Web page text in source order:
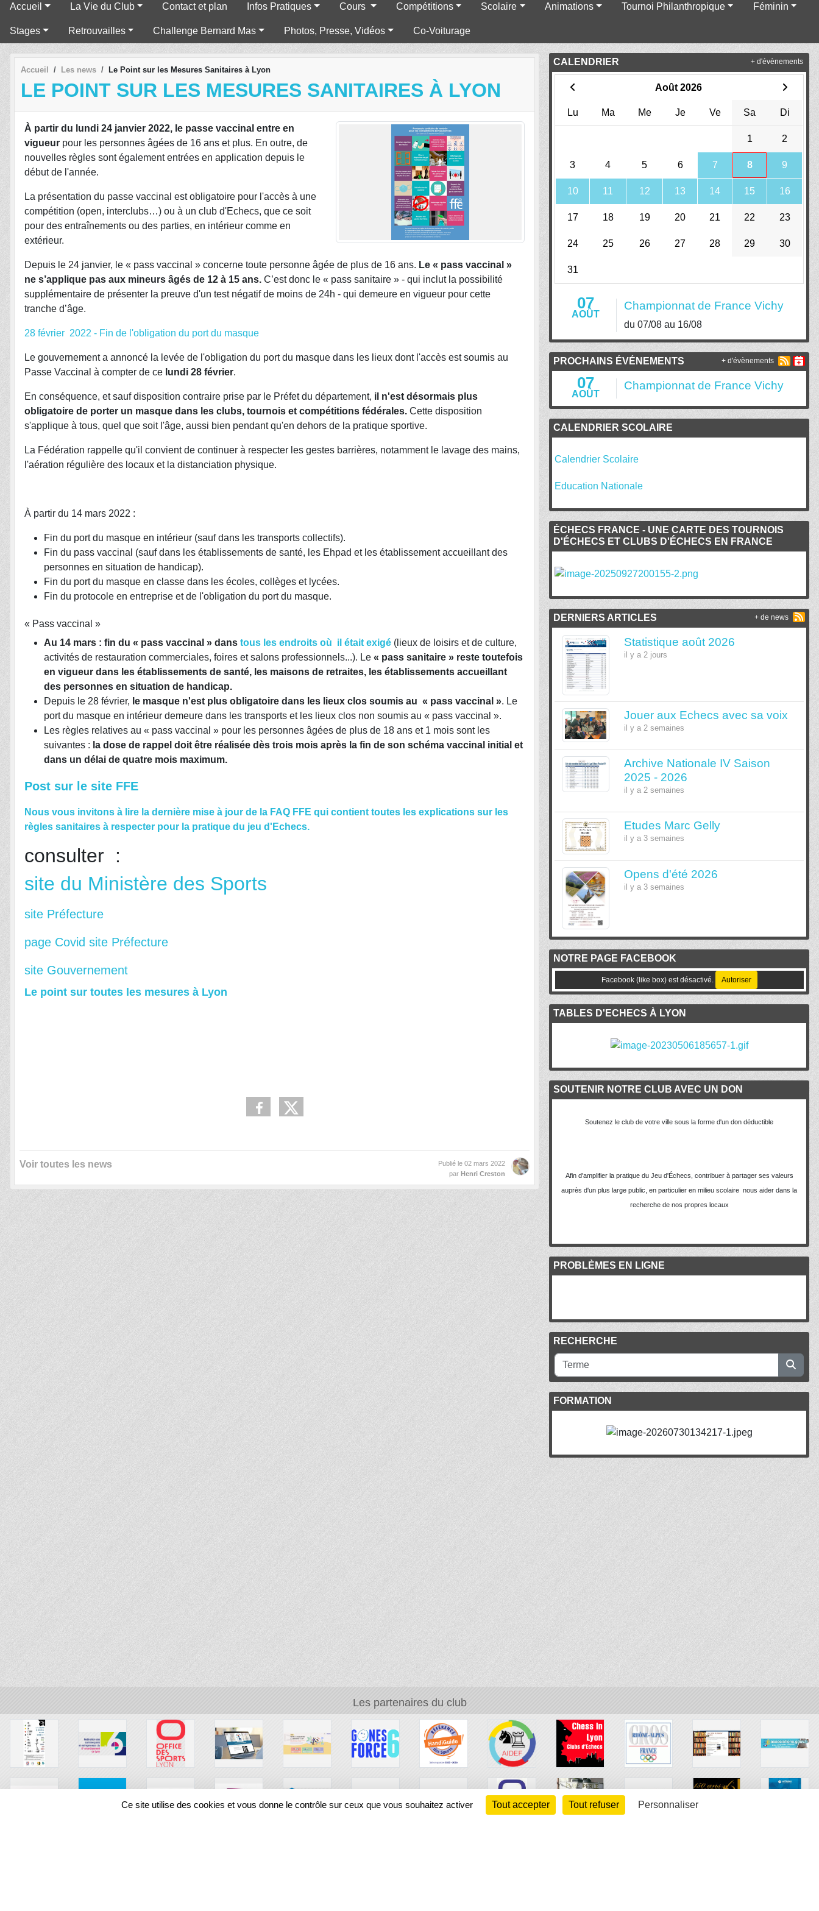
Accueil La Vie du Club Contact et plan Infos Pratiques Cours Compétitions Scolaire Animations Tournoi Philanthropique Féminin
Stages Retrouvailles Challenge Bernard Mas Photos, Presse, Vidéos Co-Voiturage
Accueil Les news Le Point sur les Mesures Sanitaires à Lyon
LE POINT SUR LES MESURES SANITAIRES À LYON
À partir du lundi 24 janvier 2022, le passe vaccinal entre en
vigueur pour les personnes âgées de 16 ans et plus. En outre, de
nouvelles règles sont également entrées en application depuis le
début de l'année.
La présentation du passe vaccinal est obligatoire pour l'accès à une
compétition (open, interclubs…) ou à un club d'Echecs, que ce soit
pour des entraînements ou des parties, en intérieur comme en
extérieur.
Depuis le 24 janvier, le « pass vaccinal » concerne toute personne âgée de plus de 16 ans. Le « pass vaccinal »
ne s’applique pas aux mineurs âgés de 12 à 15 ans. C’est donc le « pass sanitaire » - qui inclut la possibilité
supplémentaire de présenter la preuve d'un test négatif de moins de 24h - qui demeure en vigueur pour cette
tranche d’âge.
28 février 2022 - Fin de l'obligation du port du masque
Le gouvernement a annoncé la levée de l'obligation du port du masque dans les lieux dont l'accès est soumis au
Passe Vaccinal à compter de ce lundi 28 février.
En conséquence, et sauf disposition contraire prise par le Préfet du département, il n'est désormais plus
obligatoire de porter un masque dans les clubs, tournois et compétitions fédérales. Cette disposition
s'applique à tous, quel que soit l'âge, aussi bien pendant qu'en dehors de la pratique sportive.
La Fédération rappelle qu'il convient de continuer à respecter les gestes barrières, notamment le lavage des mains,
l'aération régulière des locaux et la distanciation physique.
À partir du 14 mars 2022 :
Fin du port du masque en intérieur (sauf dans les transports collectifs).
Fin du pass vaccinal (sauf dans les établissements de santé, les Ehpad et les établissement accueillant des
personnes en situation de handicap).
Fin du port du masque en classe dans les écoles, collèges et lycées.
Fin du protocole en entreprise et de l'obligation du port du masque.
« Pass vaccinal »
Au 14 mars : fin du « pass vaccinal » dans tous les endroits où il était exigé (lieux de loisirs et de culture,
activités de restauration commerciales, foires et salons professionnels...). Le « pass sanitaire » reste toutefois
en vigueur dans les établissements de santé, les maisons de retraites, les établissements accueillant
des personnes en situation de handicap.
Depuis le 28 février, e masque n'est plus obligatoire dans les lieux clos soumis au « pass vaccinal ». Le
port du masque en intérieur demeure dans les transports et les lieux clos non soumis au « pass vaccinal ».
Les règles relatives au « pass vaccinal » pour les personnes âgées de plus de 18 ans et 1 mois sont les
suivantes : la dose de rappel doit être réalisée dès trois mois après la fin de son schéma vaccinal initial et
dans un délai de quatre mois maximum.
Post sur le site FFE
Nous vous invitons à lire la dernière mise à jour de la FAQ FFE qui contient toutes les explications sur les
règles sanitaires à respecter pour la pratique du jeu d'Echecs.
consulter :
site du Ministère des Sports
site Préfecture
page Covid site Préfecture
site Gouvernement
Le point sur toutes les mesures à Lyon
Voir toutes les news Publié le02 mars 2022
par Henri Creston
CALENDRIER
Août 2026
Lu Ma Me Je Ve Sa Di
1 2
3 4 5 6 7 8 9
10 11 12 13 14 15 16
17 18 19 20 21 22 23
24 25 26 27 28 29 30
31
07
AOÛT
Championnat de France Vichy
du 07/08 au 16/08
+ d'évènements
PROCHAINS ÉVÉNEMENTS
07
AOÛT
Championnat de France Vichy
+ d'évènements
CALENDRIER SCOLAIRE
Calendrier Scolaire
Education Nationale
ÉCHECS FRANCE - UNE CARTE DES TOURNOIS
D'ÉCHECS ET CLUBS D'ÉCHECS EN FRANCE
DERNIERS ARTICLES
Statistique août 2026
il y a 2 jours
Jouer aux Echecs avec sa voix
il y a 2 semaines
Archive Nationale IV Saison
2025 - 2026
il y a 2 semaines
Etudes Marc Gelly
il y a 3 semaines
Opens d'été 2026
il y a 3 semaines
+ de news
NOTRE PAGE FACEBOOK
Facebook (like box) est désactivé. Autoriser
TABLES D'ECHECS À LYON
SOUTENIR NOTRE CLUB AVEC UN DON
Soutenez le club de votre ville sous la forme d'un don déductible
Afin d'amplifier la pratique du Jeu d'Échecs, contribuer à partager ses valeurs
auprès d'un plus large public, en particulier en milieu scolaire nous aider dans la
recherche de nos propres locaux
PROBLÈMES EN LIGNE
RECHERCHE
FORMATION
Les partenaires du club
Ce site utilise des cookies et vous donne le contrôle sur ceux que vous souhaitez activer Tout accepter Tout refuser Personnaliser